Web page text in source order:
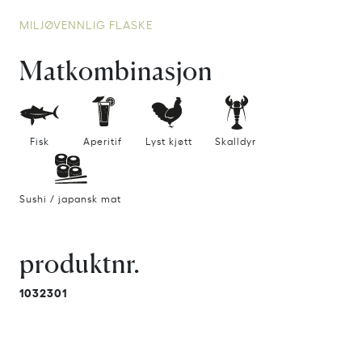
MILJØVENNLIG FLASKE
Matkombinasjon
Fisk Aperitif Lyst kjøtt Skalldyr
Sushi / japansk mat
produktnr.
1032301